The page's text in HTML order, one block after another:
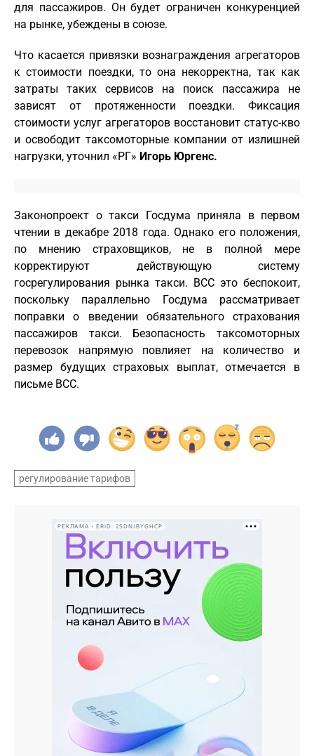
для пассажиров. Он будет ограничен конкуренцией
на рынке, убеждены в союзе.
Что касается привязки вознаграждения агрегаторов
к стоимости поездки, то она некорректна, так как
затраты таких сервисов на поиск пассажира не
зависят от протяженности поездки. Фиксация
стоимости услуг агрегаторов восстановит статус-кво
и освободит таксомоторные компании от излишней
нагрузки, уточнил «РГ» Игорь Юргенс.
Законопроект о такси Госдума приняла в первом
чтении в декабре 2018 года. Однако его положения,
по мнению страховщиков, не в полной мере
корректируют действующую систему
госрегулирования рынка такси. ВСС это беспокоит,
поскольку параллельно Госдума рассматривает
поправки о введении обязательного страхования
пассажиров такси. Безопасность таксомоторных
перевозок напрямую повлияет на количество и
размер будущих страховых выплат, отмечается в
письме ВСС.
регулирование тарифов
РЕКЛАМА • ERID: 2SDNJBYGHCP